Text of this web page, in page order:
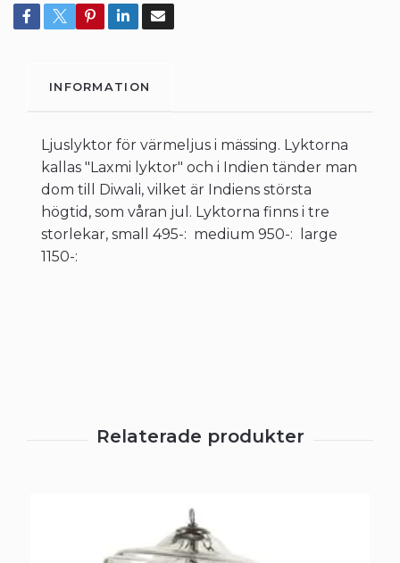
INFORMATION
Ljuslyktor för värmeljus i mässing. Lyktorna
kallas "Laxmi lyktor" och i Indien tänder man
dom till Diwali, vilket är Indiens största
högtid, som våran jul. Lyktorna finns i tre
storlekar, small 495-: medium 950-: large
1150-: